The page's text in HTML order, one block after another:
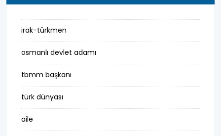
irak-türkmen
osmanlı devlet adamı
tbmm başkanı
türk dünyası
aile